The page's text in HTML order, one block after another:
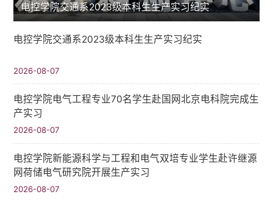
电控学院交通系2023级本科生生产实习纪实
电控学院交通系2023级本科生生产实习纪实
2026-08-07
电控学院电气工程专业70名学生赴国网北京电科院完成生
产实习
2026-08-07
电控学院新能源科学与工程和电气双培专业学生赴许继源
网荷储电气研究院开展生产实习
2026-08-07